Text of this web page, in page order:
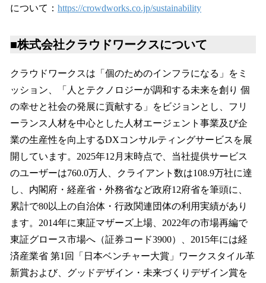
について： https://crowdworks.co.jp/sustainability
■株式会社クラウドワークスについて
クラウドワークスは「個のためのインフラになる」をミ
ッション、「人とテクノロジーが調和する未来を創り 個
の幸せと社会の発展に貢献する」をビジョンとし、フリ
ーランス人材を中心とした人材エージェント事業及び企
業の生産性を向上するDXコンサルティングサービスを展
開しています。2025年12月末時点で、当社提供サービス
のユーザーは760.0万人、クライアント数は108.9万社に達
し、内閣府・経産省・外務省など政府12府省を筆頭に、
累計で80以上の自治体・行政関連団体の利用実績があり
ます。2014年に東証マザーズ上場、2022年の市場再編で
東証グロース市場へ（証券コード3900）、2015年には経
済産業省 第1回「日本ベンチャー大賞」ワークスタイル革
新賞および、グッドデザイン・未来づくりデザイン賞を